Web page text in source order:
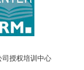
司授权培训中心